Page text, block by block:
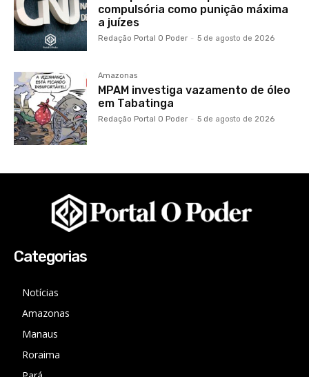
compulsória como punição máxima
a juízes
Redação Portal O Poder - 5 de agosto de 2026
Amazonas
MPAM investiga vazamento de óleo
em Tabatinga
Redação Portal O Poder - 5 de agosto de 2026
Categorias
Notícias
Amazonas
Manaus
Roraima